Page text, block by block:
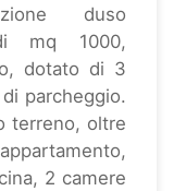
duso
di mq 1000,
dotato di 3
parcheggio.
terreno, oltre
2 camere